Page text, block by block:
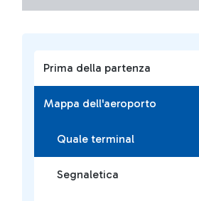
Prima della partenza
Mappa dell'aeroporto
Quale terminal
Segnaletica